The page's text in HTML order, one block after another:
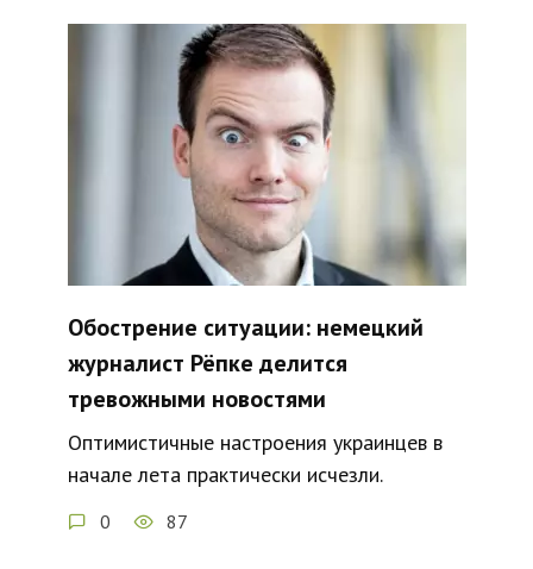
Обострение ситуации: немецкий
журналист Рёпке делится
тревожными новостями
Оптимистичные настроения украинцев в
начале лета практически исчезли.
0 87